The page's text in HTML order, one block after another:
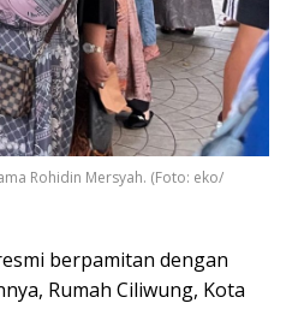
Rohidin Mersyah. (Foto: eko/
berpamitan dengan
Rumah Ciliwung, Kota